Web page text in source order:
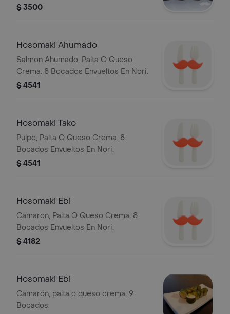
$ 3500
Hosomaki Ahumado
Salmon Ahumado, Palta O Queso
Crema. 8 Bocados Envueltos En Nori.
$ 4541
Hosomaki Tako
Pulpo, Palta O Queso Crema. 8
Bocados Envueltos En Nori.
$ 4541
Hosomaki Ebi
Camaron, Palta O Queso Crema. 8
Bocados Envueltos En Nori.
$ 4182
Hosomaki Ebi
Camarón, palta o queso crema. 9
Bocados.